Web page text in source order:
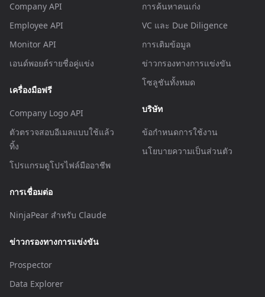
Company API
Employee API
Monitor API
เอนด์พอยต์รายชื่อคู่แข่ง
เครื่องมือฟรี
Company Logo API
ตัวตรวจสอบอีเมลแบบใช้แล้ว
ทิ้ง
โปรแกรมดูโปรไฟล์มืออาชีพ
การเชื่อมต่อ
NinjaPear สำหรับ Claude
ข่าวกรองทางการแข่งขัน
Prospector
Data Explorer
การค้นหาคนเก่ง
VC และ Due Diligence
การเติมข้อมูล
ข่าวกรองทางการแข่งขัน
โซลูชันทั้งหมด
บริษัท
ข้อกำหนดการใช้งาน
นโยบายความเป็นส่วนตัว